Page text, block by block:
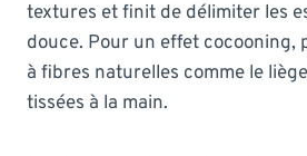
textures et finit de délimiter les
douce. Pour un effet cocooning,
à fibres naturelles comme le
tissées à la main.